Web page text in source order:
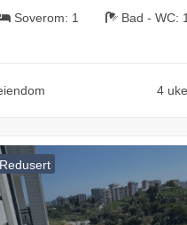
Soverom: 1 Bad - WC: 1
4